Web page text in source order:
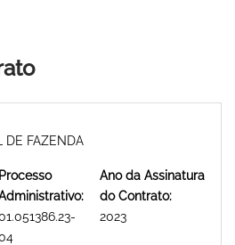
DE FAZENDA
Processo
Ano da Assinatura
do Contrato:
2023